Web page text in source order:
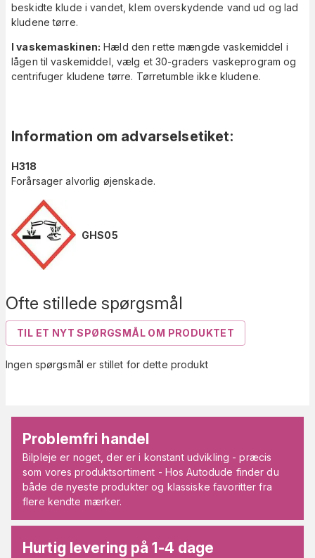
Ofte stillede spørgsmål
TIL ET NYT SPØRGSMÅL OM PRODUKTET
Ingen spørgsmål er stillet for dette produkt
beskidte klude i vandet, klem overskydende vand ud og lad
kludene tørre.
I vaskemaskinen: Hæld den rette mængde vaskemiddel i
lågen til vaskemiddel, vælg et 30-graders vaskeprogram og
centrifuger kludene tørre. Tørretumble ikke kludene.
Information om advarselsetiket:
H318
Forårsager alvorlig øjenskade.
GHS05
Problemfri handel
Bilpleje er noget, der er i konstant udvikling - præcis
som vores produktsortiment - Hos Autodude finder du
både de nyeste produkter og klassiske favoritter fra
flere kendte mærker.
Hurtig levering på 1-4 dage